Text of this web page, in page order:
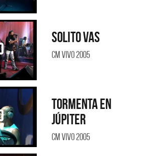
Solito vas
CM Vivo 2005
Tormenta en
Júpiter
CM Vivo 2005